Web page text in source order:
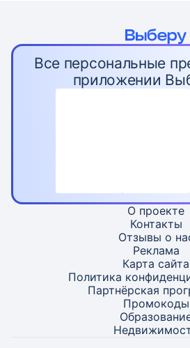
Все персональные
приложении
О проекте
Контакты
Отзывы о
Реклама
Карта сайта
Политика
Партнёрская
Промокоды